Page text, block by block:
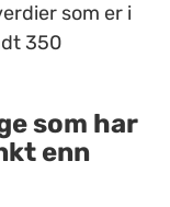
som er i
350
som har
enn